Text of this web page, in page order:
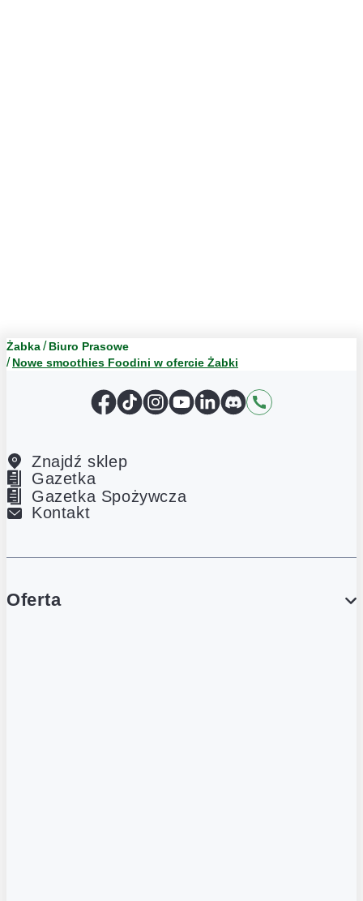
Żabka
Biuro Prasowe
Nowe smoothies Foodini w ofercie Żabki
Facebook
TikTokInstagram
YouTubeLinkedIn
Discord
Znajdź sklep
Gazetka
Gazetka Spożywcza
Kontakt
Oferta